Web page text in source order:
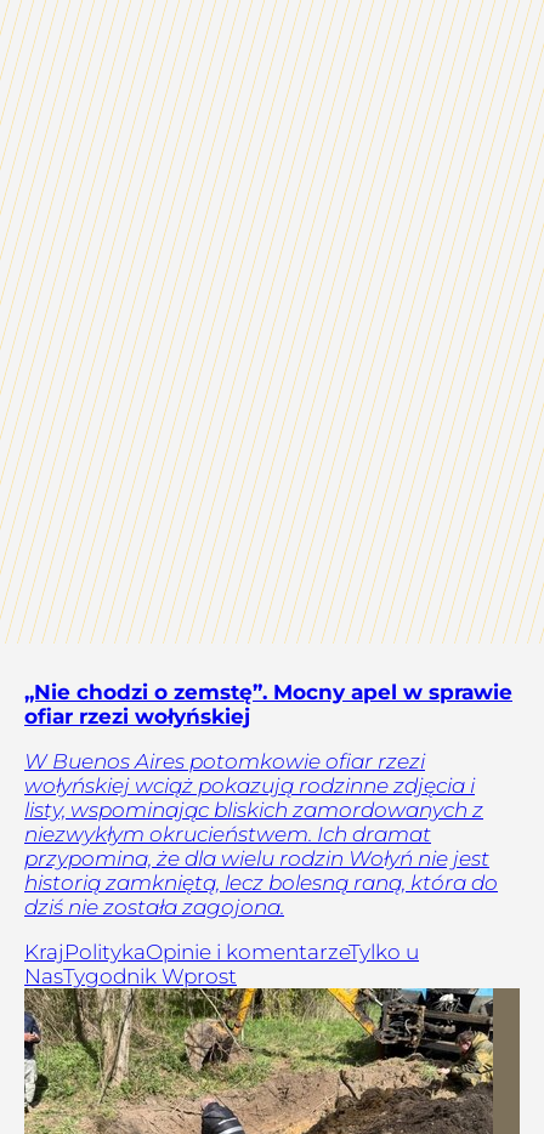
„Nie chodzi o zemstę”. Mocny apel w sprawie
ofiar rzezi wołyńskiej
W Buenos Aires potomkowie ofiar rzezi
wołyńskiej wciąż pokazują rodzinne zdjęcia i
listy, wspominając bliskich zamordowanych z
niezwykłym okrucieństwem. Ich dramat
przypomina, że dla wielu rodzin Wołyń nie jest
historią zamkniętą, lecz bolesną raną, która do
dziś nie została zagojona.
Kraj PolitykaOpinie i komentarzeTylko u
NasTygodnik Wprost